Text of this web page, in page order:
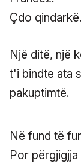
Çdo qindarkë.
Një ditë, një
t'i bindte ata
pakuptimtë.
Në fund të
Por